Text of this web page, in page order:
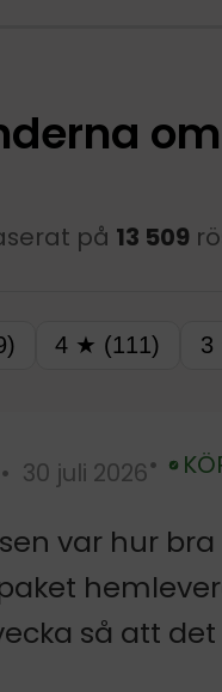
på 13 509
4 ★ (111) 3
30 juli 2026 Verifierad
var hur
så att
Som tur